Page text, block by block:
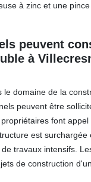
à zinc et une pince
peuvent
à
domaine de la
peuvent être
font appel
est surchargée
travaux intensifs.
de construction